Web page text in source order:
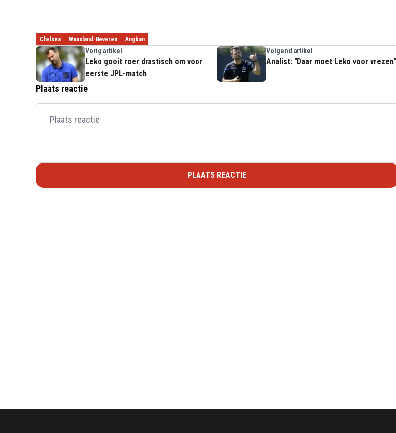
Chelsea Waasland-Beveren Angban
Vorig artikel
Leko gooit roer drastisch om voor
eerste JPL-match
Volgend artikel
Analist: "Daar moet Leko voor vrezen"
Plaats reactie
PLAATS REACTIE